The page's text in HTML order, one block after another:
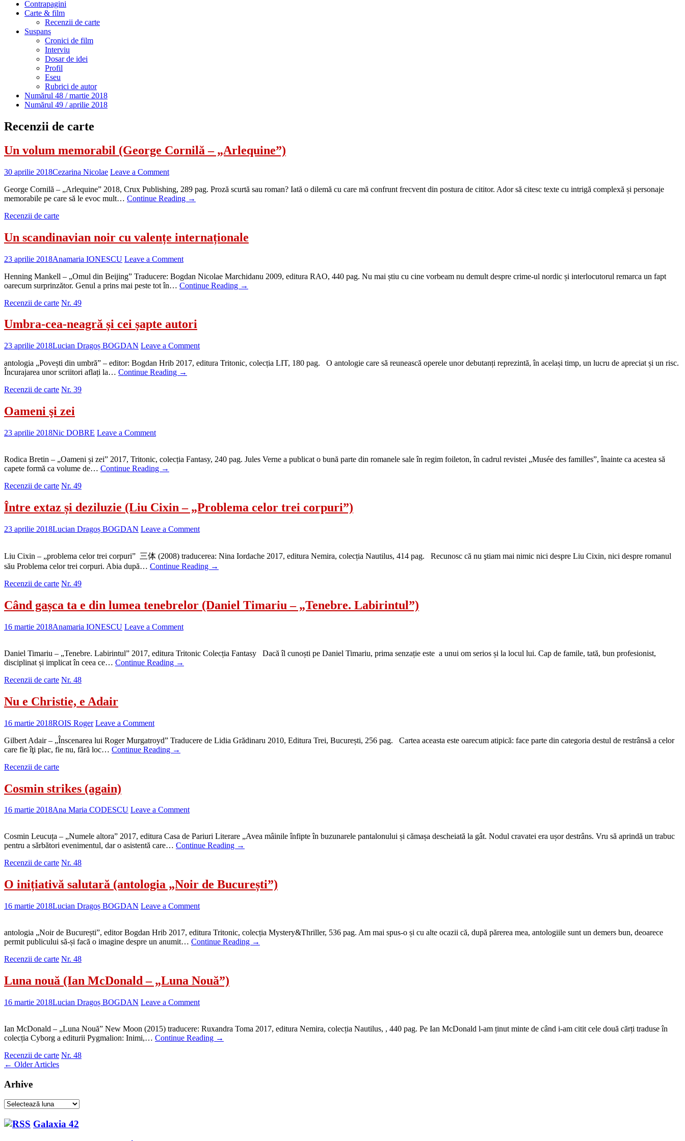
Contrapagini
Carte & film
Recenzii de carte
Suspans
Cronici de film
Interviu
Dosar de idei
Profil
Eseu
Rubrici de autor
Numărul 48 / martie 2018
Numărul 49 / aprilie 2018
Recenzii de carte
Un volum memorabil (George Cornilă – „Arlequine”)
30 aprilie 2018Cezarina Nicolae Leave a Comment
George Cornilă – „Arlequine” 2018, Crux Publishing, 289 pag. Proză scurtă sau roman? Iată o dilemă cu care mă confrunt frecvent din postura de cititor. Ador să citesc texte cu intrigă complexă și personaje
memorabile pe care să le evoc mult… Continue Reading →
Recenzii de carte
Un scandinavian noir cu valențe internaționale
23 aprilie 2018Anamaria IONESCU Leave a Comment
Henning Mankell – „Omul din Beijing” Traducere: Bogdan Nicolae Marchidanu 2009, editura RAO, 440 pag. Nu mai știu cu cine vorbeam nu demult despre crime-ul nordic și interlocutorul remarca un fapt
oarecum surprinzător. Genul a prins mai peste tot în… Continue Reading →
Recenzii de carte Nr. 49
Umbra-cea-neagră și cei șapte autori
23 aprilie 2018Lucian Dragoș BOGDAN Leave a Comment
antologia „Povești din umbră” – editor: Bogdan Hrib 2017, editura Tritonic, colecția LIT, 180 pag. O antologie care să reunească operele unor debutanți reprezintă, în același timp, un lucru de apreciat și un risc.
Încurajarea unor scriitori aflați la… Continue Reading →
Recenzii de carte Nr. 39
Oameni şi zei
23 aprilie 2018Nic DOBRE Leave a Comment
Rodica Bretin – „Oameni și zei” 2017, Tritonic, colecția Fantasy, 240 pag. Jules Verne a publicat o bună parte din romanele sale în regim foileton, în cadrul revistei „Musée des familles”, înainte ca acestea să
capete formă ca volume de… Continue Reading →
Recenzii de carte Nr. 49
Între extaz și deziluzie (Liu Cixin – „Problema celor trei corpuri”)
23 aprilie 2018Lucian Dragoș BOGDAN Leave a Comment
Liu Cixin – „problema celor trei corpuri” 三体 (2008) traducerea: Nina Iordache 2017, editura Nemira, colecția Nautilus, 414 pag. Recunosc că nu ştiam mai nimic nici despre Liu Cixin, nici despre romanul
său Problema celor trei corpuri. Abia după… Continue Reading →
Recenzii de carte Nr. 49
Când gașca ta e din lumea tenebrelor (Daniel Timariu – „Tenebre. Labirintul”)
16 martie 2018Anamaria IONESCU Leave a Comment
Daniel Timariu – „Tenebre. Labirintul” 2017, editura Tritonic Colecția Fantasy Dacă îl cunoști pe Daniel Timariu, prima senzație este a unui om serios și la locul lui. Cap de famile, tată, bun profesionist,
disciplinat și implicat în ceea ce… Continue Reading →
Recenzii de carte Nr. 48
Nu e Christie, e Adair
16 martie 2018ROIS Roger Leave a Comment
Gilbert Adair – „Înscenarea lui Roger Murgatroyd” Traducere de Lidia Grădinaru 2010, Editura Trei, București, 256 pag. Cartea aceasta este oarecum atipică: face parte din categoria destul de restrânsă a celor
care fie îţi plac, fie nu, fără loc… Continue Reading →
Recenzii de carte
Cosmin strikes (again)
16 martie 2018Ana Maria CODESCU Leave a Comment
Cosmin Leucuța – „Numele altora” 2017, editura Casa de Pariuri Literare „Avea mâinile înfipte în buzunarele pantalonului și cămașa descheiată la gât. Nodul cravatei era ușor destrâns. Vru să aprindă un trabuc
pentru a sărbători evenimentul, dar o asistentă care… Continue Reading →
Recenzii de carte Nr. 48
O inițiativă salutară (antologia „Noir de București”)
16 martie 2018Lucian Dragoș BOGDAN Leave a Comment
antologia „Noir de București”, editor Bogdan Hrib 2017, editura Tritonic, colecția Mystery&Thriller, 536 pag. Am mai spus-o și cu alte ocazii că, după părerea mea, antologiile sunt un demers bun, deoarece
permit publicului să-și facă o imagine despre un anumit… Continue Reading →
Recenzii de carte Nr. 48
Luna nouă (Ian McDonald – „Luna Nouă”)
16 martie 2018Lucian Dragoș BOGDAN Leave a Comment
Ian McDonald – „Luna Nouă” New Moon (2015) traducere: Ruxandra Toma 2017, editura Nemira, colecția Nautilus, , 440 pag. Pe Ian McDonald l-am ținut minte de când i-am citit cele două cărți traduse în
colecția Cyborg a editurii Pygmalion: Inimi,… Continue Reading →
Recenzii de carte Nr. 48
Post
← Older Articles
Arhive
Arhive
Galaxia 42